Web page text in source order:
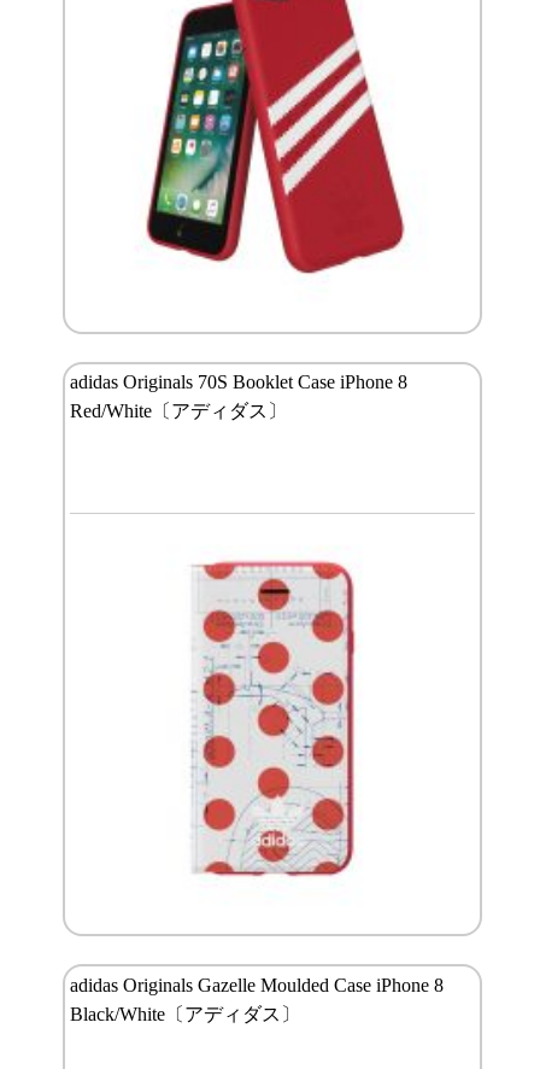
adidas Originals 70S Booklet Case iPhone 8
Red/White〔アディダス〕
adidas Originals Gazelle Moulded Case iPhone 8
Black/White〔アディダス〕